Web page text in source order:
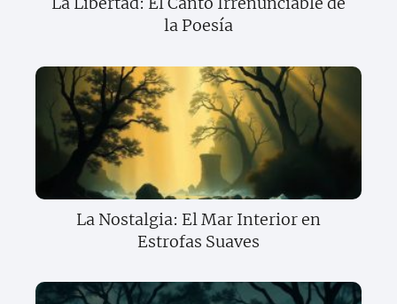
la Poesía
La Nostalgia: El Mar Interior en
Estrofas Suaves